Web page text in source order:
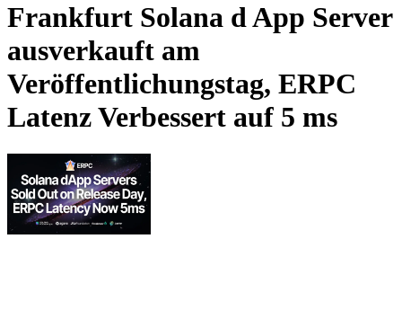
Frankfurt Solana d App Server
ausverkauft am
Veröffentlichungstag, ERPC
Latenz Verbessert auf 5 ms